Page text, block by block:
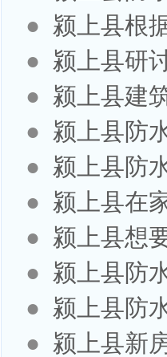
● 颍上县根
● 颍上县研
● 颍上县建
● 颍上县防
● 颍上县防
● 颍上县在
● 颍上县想
● 颍上县防
● 颍上县防
● 颍上县新